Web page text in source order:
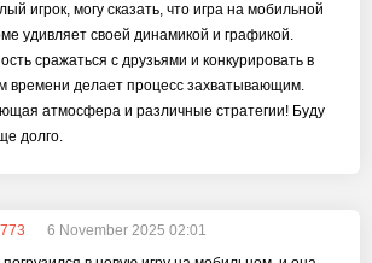
игрок, могу сказать, что игра на мобильной
удивляет своей динамикой и графикой.
сражаться с друзьями и конкурировать в
времени делает процесс захватывающим.
атмосфера и различные стратегии! Буду
долго.
6 November 2025 02:01